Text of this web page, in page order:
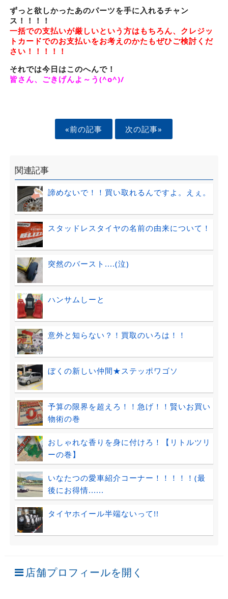
ずっと欲しかったあのパーツを手に入れるチャン
ス！！！！
一括での支払いが厳しいという方はもちろん、クレジッ
トカードでのお支払いをお考えのかたもぜひご検討くだ
さい！！！！！
それでは今日はこのへんで！
皆さん、ごきげんよ～う(^o^)/
«前の記事 次の記事»
関連記事
諦めないで！！買い取れるんですよ。えぇ。
スタッドレスタイヤの名前の由来について！
突然のバースト....(泣)
ハンサムしーと
意外と知らない？！買取のいろは！！
ぼくの新しい仲間★ステッポワゴソ
予算の限界を超えろ！！急げ！！賢いお買い
物術の巻
おしゃれな香りを身に付けろ！【リトルツリ
ーの巻】
いなたつの愛車紹介コーナー！！！！！(最
後にお得情......
タイヤホイール半端ないって!!
店舗プロフィールを開く